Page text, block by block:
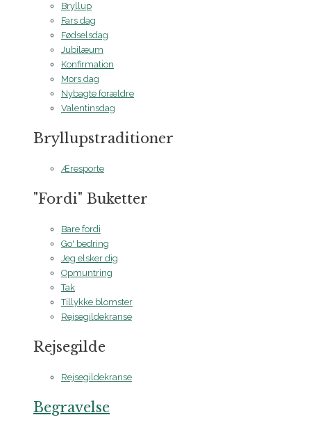
Bryllup
Fars dag
Fødselsdag
Jubilæum
Konfirmation
Mors dag
Nybagte forældre
Valentinsdag
Bryllupstraditioner
Æresporte
"Fordi" Buketter
Bare fordi
Go' bedring
Jeg elsker dig
Opmuntring
Tak
Tillykke blomster
Rejsegildekranse
Rejsegilde
Rejsegildekranse
Begravelse